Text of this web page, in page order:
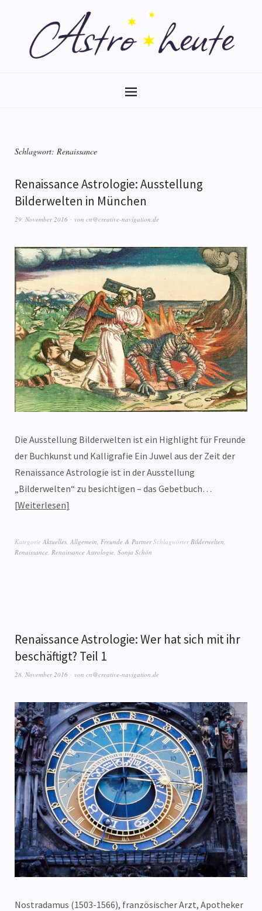
Schlagwort: Renaissance
Renaissance Astrologie: Ausstellung
Bilderwelten in München
29. November 2016 von cn@creative-navigation.de
Die Ausstellung Bilderwelten ist ein Highlight für Freunde
der Buchkunst und Kalligrafie Ein Juwel aus der Zeit der
Renaissance Astrologie ist in der Ausstellung
„Bilderwelten“ zu besichtigen – das Gebetbuch…
Weiterlesen
Kategorie Aktuelles, Allgemein, Freunde & Partner SchlagwörterBilderwelten,
Renaissance, Renaissance Astrologie, Sonja Schön
Renaissance Astrologie: Wer hat sich mit ihr
beschäftigt? Teil 1
28. November 2016 von cn@creative-navigation.de
Nostradamus (1503-1566), französischer Arzt, Apotheker